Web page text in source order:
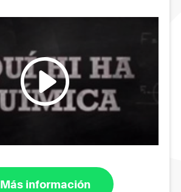
Más información